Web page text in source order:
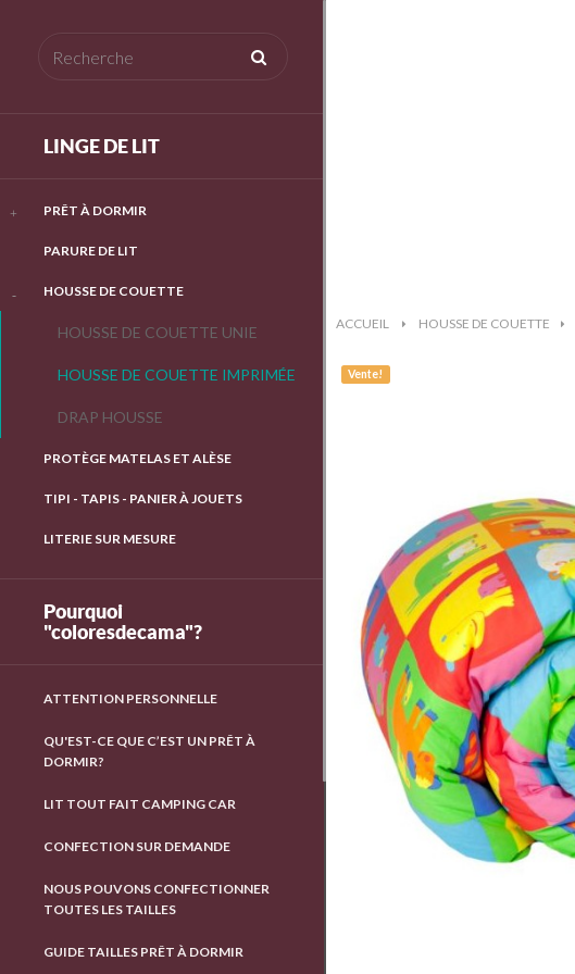
LINGE DE LIT
PRÊT À DORMIR
PARURE DE LIT
HOUSSE DE COUETTE
HOUSSE DE COUETTE UNIE
HOUSSE DE COUETTE IMPRIMÉE
DRAP HOUSSE
PROTÈGE MATELAS ET ALÈSE
TIPI - TAPIS - PANIER À JOUETS
LITERIE SUR MESURE
Pourquoi
"coloresdecama"?
ATTENTION PERSONNELLE
QU'EST-CE QUE C’EST UN PRÊT À
DORMIR?
LIT TOUT FAIT CAMPING CAR
CONFECTION SUR DEMANDE
NOUS POUVONS CONFECTIONNER
TOUTES LES TAILLES
GUIDE TAILLES PRÊT À DORMIR
ACCUEIL > HOUSSE DE COUETTE >
Vente!